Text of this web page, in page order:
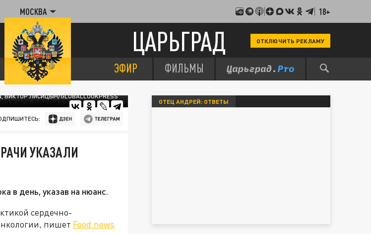
МОСКВА 18+
ЦАРЬГРАД ОТКЛЮЧИТЬ РЕКЛАМУ
ЭФИР ФИЛЬМЫ
ВИКТОР ЛИСИЦЫН/GLOBALLOOKPRESS
УКАЗАЛИ
в день, указав на нюанс.
сердечно-
пишет Food.news
ОТЕЦ АНДРЕЙ: ОТВЕТЫ